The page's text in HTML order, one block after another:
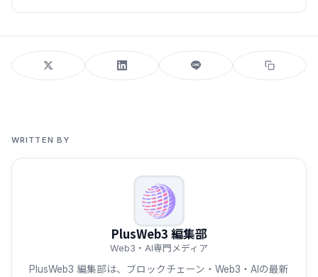
WRITTEN BY
PlusWeb3 編集部
Web3・AI専門メディア
PlusWeb3 編集部は、ブロックチェーン・Web3・AIの最新